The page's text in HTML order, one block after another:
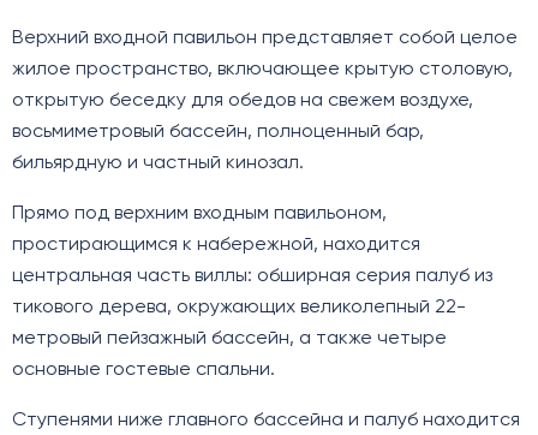
Верхний входной павильон представляет собой целое
жилое пространство, включающее крытую столовую,
открытую беседку для обедов на свежем воздухе,
восьмиметровый бассейн, полноценный бар,
бильярдную и частный кинозал.
Прямо под верхним входным павильоном,
простирающимся к набережной, находится
центральная часть виллы: обширная серия палуб из
тикового дерева, окружающих великолепный 22-
метровый пейзажный бассейн, а также четыре
основные гостевые спальни.
Ступенями ниже главного бассейна и палуб находится